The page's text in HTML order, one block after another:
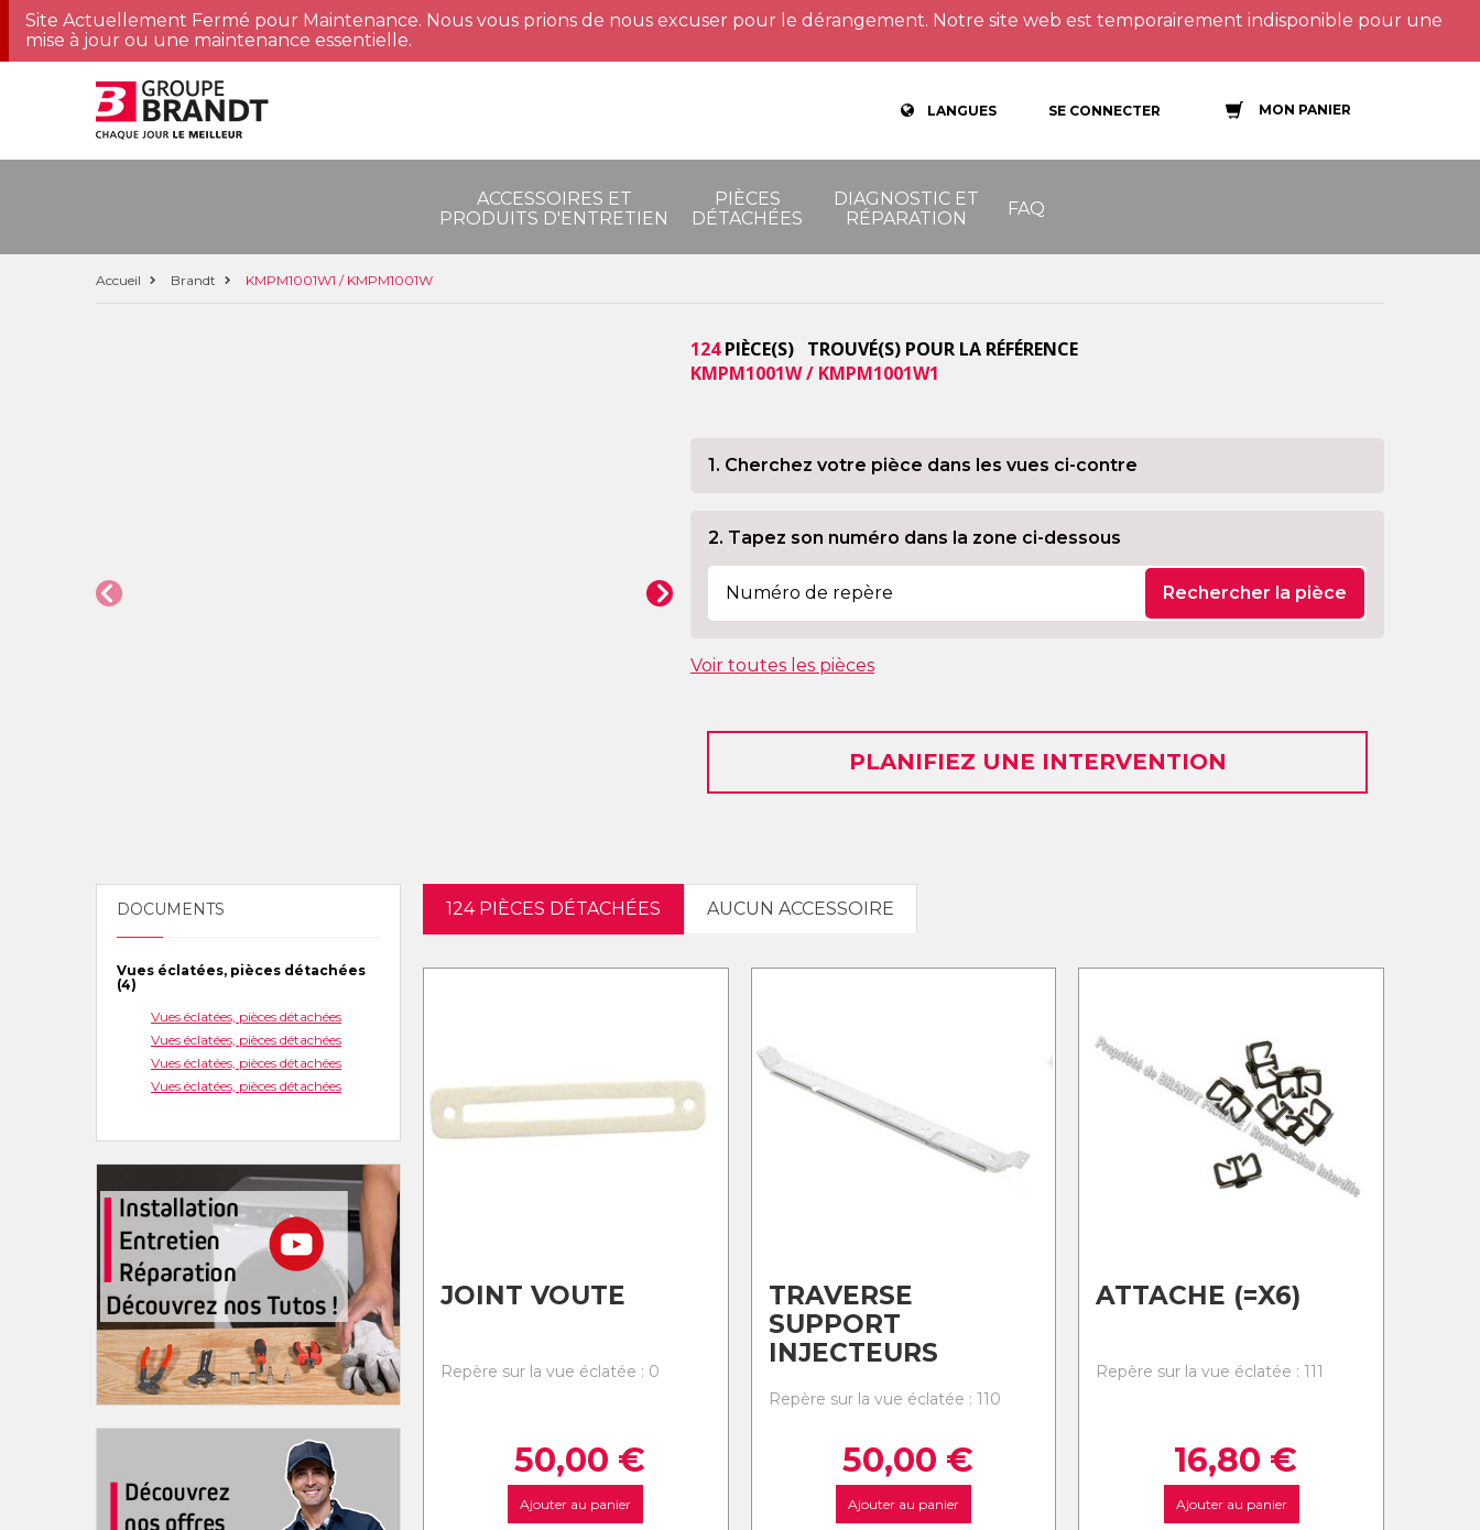
Site Actuellement Fermé pour Maintenance. Nous vous prions de nous excuser pour le dérangement. Notre site web est temporairement indisponible pour une
mise à jour ou une maintenance essentielle.
LANGUES SE CONNECTER MON PANIER
ACCESSOIRES ET
PRODUITS D'ENTRETIEN
PIÈCES
DÉTACHÉES
DIAGNOSTIC ET
RÉPARATION
FAQ
Accueil Brandt KMPM1001W1 / KMPM1001W
124PIÈCE(S) TROUVÉ(S) POUR LA RÉFÉRENCE
KMPM1001W / KMPM1001W1
1. Cherchez votre pièce dans les vues ci-contre
2. Tapez son numéro dans la zone ci-dessous
Rechercher la pièce
Voir toutes les pièces
PLANIFIEZ UNE INTERVENTION
DOCUMENTS
Vues éclatées, pièces détachées
(4)
Vues éclatées, pièces détachées
Vues éclatées, pièces détachées
Vues éclatées, pièces détachées
Vues éclatées, pièces détachées
124 PIÈCES DÉTACHÉES AUCUN ACCESSOIRE
JOINT VOUTE
Repère sur la vue éclatée : 0
50,00 €
Ajouter au panier
TRAVERSE
SUPPORT
INJECTEURS
Repère sur la vue éclatée : 110
50,00 €
Ajouter au panier
ATTACHE (=X6)
Repère sur la vue éclatée : 111
16,80 €
Ajouter au panier